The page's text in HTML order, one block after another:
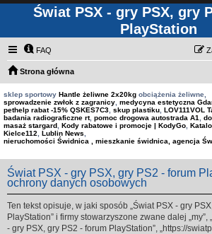
Świat PSX - gry PSX, gry
PlayStation
FAQ
Strona główna
sklep sportowy Hantle żeliwne 2x20kg obciążenia żeliwne,
sprowadzenie zwłok z zagranicy medycyna estetyczna
pethelp rabat -15% QSKES7C3 skup plastiku LOV111VOL
badania radiograficzne rt, pomoc drogowa autostrada A1
masaż stargard Kody rabatowe i promocje | KodyGo
Kielce112
Lublin News
nieruchomości Świdnica , mieszkanie świdnica, agencja
Świat PSX - gry PSX, gry PS2 - forum
ochrony danych osobowych
Ten tekst opisuje, w jaki sposób „Świat PSX - gry
PlayStation” i firmy stowarzyszone zwane dalej „my”,
- gry PSX, gry PS2 - forum PlayStation”, „https://